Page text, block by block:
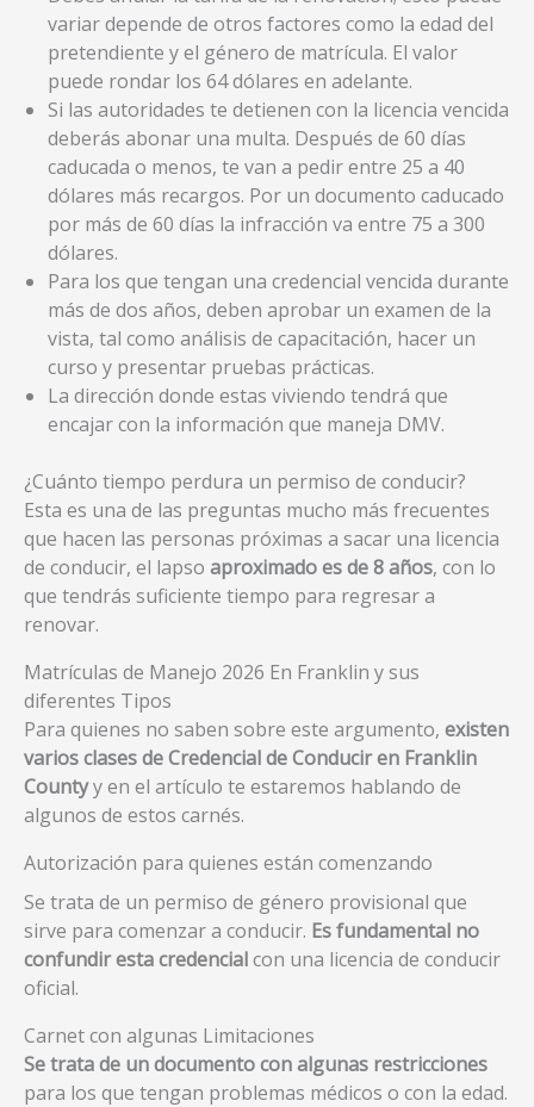
variar depende de otros factores como la edad del
pretendiente y el género de matrícula. El valor
puede rondar los 64 dólares en adelante.
Si las autoridades te detienen con la licencia vencida
deberás abonar una multa. Después de 60 días
caducada o menos, te van a pedir entre 25 a 40
dólares más recargos. Por un documento caducado
por más de 60 días la infracción va entre 75 a 300
dólares.
Para los que tengan una credencial vencida durante
más de dos años, deben aprobar un examen de la
vista, tal como análisis de capacitación, hacer un
curso y presentar pruebas prácticas.
La dirección donde estas viviendo tendrá que
encajar con la información que maneja DMV.
¿Cuánto tiempo perdura un permiso de conducir?
Esta es una de las preguntas mucho más frecuentes
que hacen las personas próximas a sacar una licencia
de conducir, el lapso aproximado es de 8 años, con lo
que tendrás suficiente tiempo para regresar a
renovar.
Matrículas de Manejo 2026 En Franklin y sus
diferentes Tipos
Para quienes no saben sobre este argumento, existen
varios clases de Credencial de Conducir en Franklin
Countyy en el artículo te estaremos hablando de
algunos de estos carnés.
Autorización para quienes están comenzando
Se trata de un permiso de género provisional que
sirve para comenzar a conducir. Es fundamental no
confundir esta credencialcon una licencia de conducir
oficial.
Carnet con algunas Limitaciones
Se trata de un documento con algunas restricciones
para los que tengan problemas médicos o con la edad.